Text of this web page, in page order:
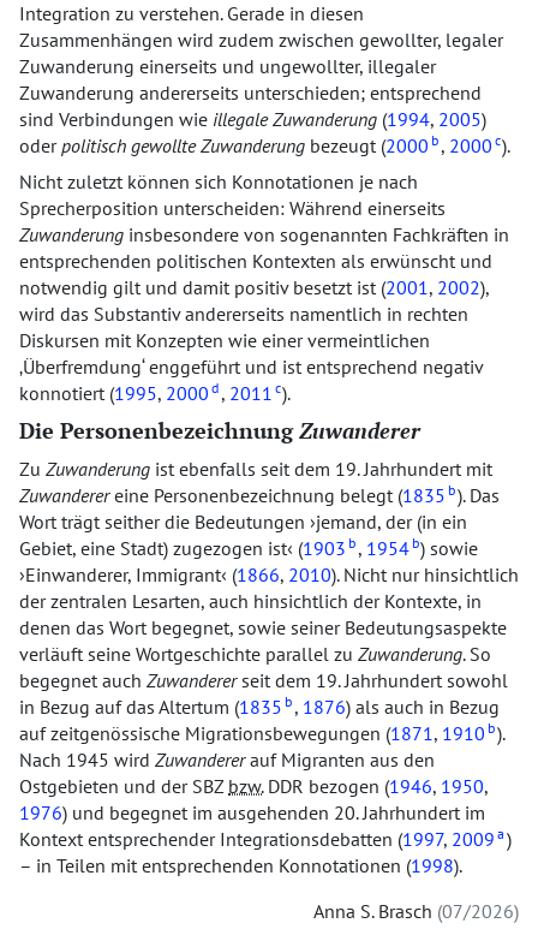
Integration zu verstehen. Gerade in diesen
Zusammenhängen wird zudem zwischen gewollter, legaler
Zuwanderung einerseits und ungewollter, illegaler
Zuwanderung andererseits unterschieden; entsprechend
sind Verbindungen wie illegale Zuwanderung (1994, 2005)
oderpolitisch gewollte Zuwanderung bezeugt (2000 b , 2000 c).
Nicht zuletzt können sich Konnotationen je nach
Sprecherposition unterscheiden: Während einerseits
Zuwanderung insbesondere von sogenannten Fachkräften in
entsprechenden politischen Kontexten als erwünscht und
notwendig gilt und damit positiv besetzt ist (2001, 2002),
wird das Substantiv andererseits namentlich in rechten
Diskursen mit Konzepten wie einer vermeintlichen
Überfremdungenggeführt und ist entsprechend negativ
konnotiert (1995, 2000 d , 2011 c).
Die PersonenbezeichnungZuwanderer
Zu Zuwanderung ist ebenfalls seit dem 19. Jahrhundert mit
Zuwanderereine Personenbezeichnung belegt (1835 b). Das
Wort trägt seither die Bedeutungen jemand, der (in ein
Gebiet, eine Stadt) zugezogen ist (1903 b , 1954 b) sowie
Einwanderer, Immigrant (1866, 2010). Nicht nur hinsichtlich
der zentralen Lesarten, auch hinsichtlich der Kontexte, in
denen das Wort begegnet, sowie seiner Bedeutungsaspekte
verläuft seine Wortgeschichte parallel zu Zuwanderung. So
begegnet auch Zuwandererseit dem 19. Jahrhundert sowohl
in Bezug auf das Altertum (1835 b , 1876) als auch in Bezug
auf zeitgenössische Migrationsbewegungen (1871, 1910 b).
Nach 1945 wird Zuwandererauf Migranten aus den
Ostgebieten und der SBZ bzw.DDR bezogen (1946, 1950,
1976) und begegnet im ausgehenden 20. Jahrhundert im
Kontext entsprechender Integrationsdebatten (1997, 2009 a )
– in Teilen mit entsprechenden Konnotationen (1998).
Anna S. Brasch 07/2026